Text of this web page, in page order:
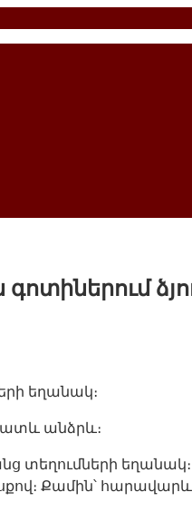
եղանակ։
անձրև։
տեղումների
Քամին՝